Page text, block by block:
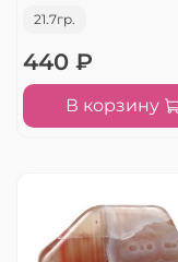
21.7гр.
440 ₽
В корзину